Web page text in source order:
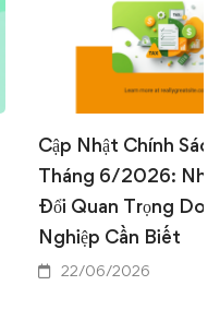
Cập Nhật Chính
Tháng 6/2026:
Đổi Quan Trọng
Nghiệp Cần Biết
22/06/2026